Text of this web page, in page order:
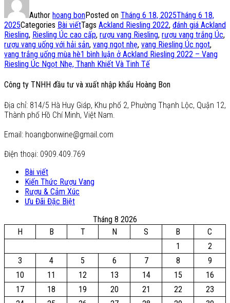
Author hoang bonPosted on Tháng 6 18, 2025Tháng 6 18,
2025Categories Bài viếtTags Ackland Riesling 2022, đánh giá Ackland
Riesling, Riesling Úc cao cấp, rượu vang Riesling, rượu vang trắng Úc,
rượu vang uống với hải sản, vang ngọt nhẹ, vang Riesling Úc ngọt,
vang trắng uống mùa hè1 bình luận ở Ackland Riesling 2022 – Vang
Riesling Úc Ngọt Nhẹ, Thanh Khiết Và Tinh Tế
Công ty TNHH đầu tư và xuất nhập khẩu Hoàng Bon
Địa chỉ: 814/5 Hà Huy Giáp, Khu phố 2, Phường Thạnh Lộc, Quận 12,
Thành phố Hồ Chí Minh, Việt Nam.
Email: hoangbonwine@gmail.com
Điện thoại: 0909.409.769
Bài viết
Kiến Thức Rượu Vang
Rượu & Cảm Xúc
Ưu Đãi Đặc Biệt
Tháng 8 2026
H
B T N S B
C
1
2
3
4 5 6 7 8
9
10
11 12 13 14 15
16
17
18 19 20 21 22
23